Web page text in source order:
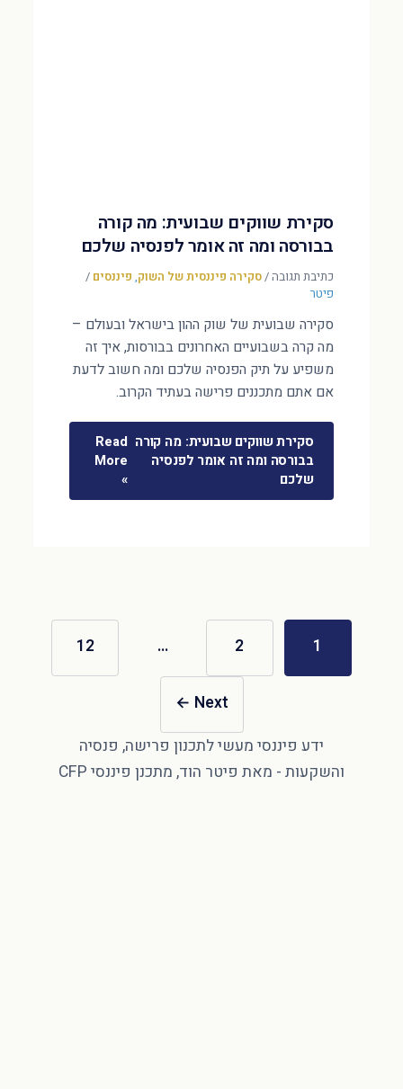
סקירת שווקים שבועית: מה קורה
בבורסה ומה זה אומר לפנסיה שלכם
כתיבת תגובה/סקירה פיננסית של השוק, פיננסים /
פיטר
סקירה שבועית של שוק ההון בישראל ובעולם –
מה קרה בשבועיים האחרונים בבורסות, איך זה
משפיע על תיק הפנסיה שלכם ומה חשוב לדעת
אם אתם מתכננים פרישה בעתיד הקרוב.
סקירת שווקים שבועית: מה קורה
בבורסה ומה זה אומר לפנסיה
שלכם
Read
More
»
1
2
…
12
Next
←